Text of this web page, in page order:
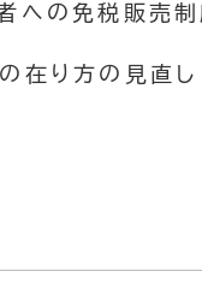
への免税販売
在り方の見直し